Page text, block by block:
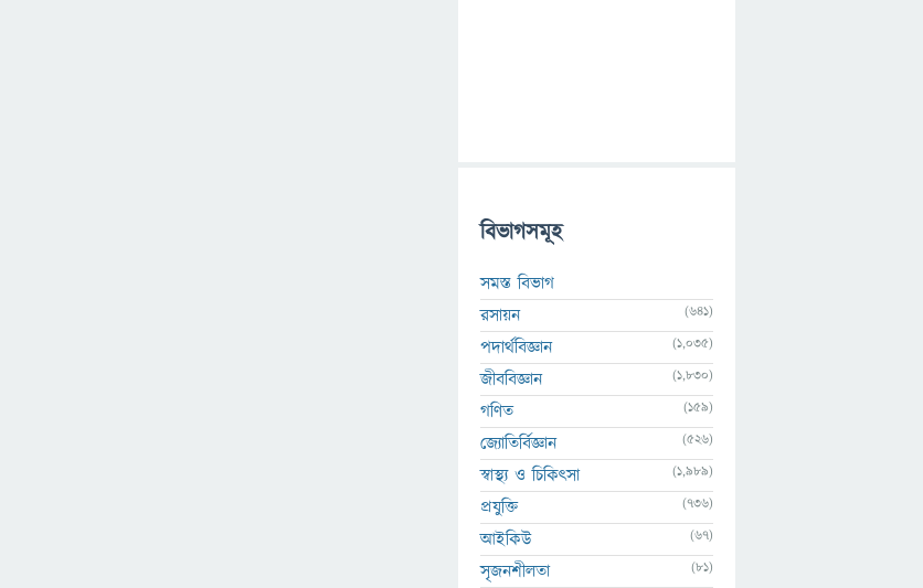
বিভাগসমূহ
সমস্ত বিভাগ
রসায়ন
(641)
পদার্থবিজ্ঞান (1,035)
জীববিজ্ঞান (1,830)
গণিত (159)
জ্যোতির্বিজ্ঞান (526)
স্বাস্থ্য ও চিকিৎসা (1,989)
প্রযুক্তি (736)
আইকিউ (67)
সৃজনশীলতা (81)